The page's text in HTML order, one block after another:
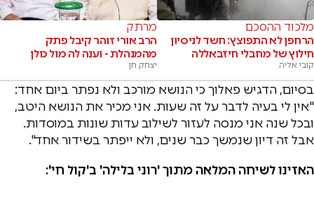
מלכוד ההסכם
הרחפן לא התפוצץ: חשד לניסיון
חילוץ של מחבלי חיזבאללה
קובי אליה
מרתק
הרב אורי זוהר קיבל פתק
מהמנהלת - וענה לה מול כולן
יצחק חן
בסיום, הדגיש פאלוך כי הנושא מורכב ולא נפתר ביום אחד:
"אין לי בעיה לדבר על זה שעות. אני מכיר את הנושא היטב,
ובכל שנה אני מנסה לעזור לשילוב עדות שונות במוסדות.
אבל זה דיון שנמשך כבר שנים, ולא ייפתר בשידור אחד".
האזינו לשיחה המלאה מתוך 'רוני בלילה' ב'קול חי':